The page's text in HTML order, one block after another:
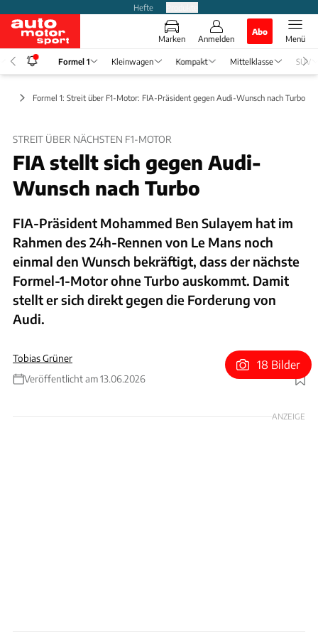
Hefte
Marken Anmelden
Abo
Menü
Formel 1 Kleinwagen Kompakt Mittelklasse SUV
Formel 1: Streit über F1-Motor: FIA-Präsident gegen Audi-Wunsch nach Turbo
STREIT ÜBER NÄCHSTEN F1-MOTOR
FIA stellt sich gegen Audi-
Wunsch nach Turbo
FIA-Präsident Mohammed Ben Sulayem hat im
Rahmen des 24h-Rennen von Le Mans noch
einmal den Wunsch bekräftigt, dass der nächste
Formel-1-Motor ohne Turbo auskommt. Damit
stellt er sich direkt gegen die Forderung von
Audi.
Tobias Grüner
Veröffentlicht am 13.06.2026
Foto: KI generiertes Bild / Ausgangsmaterial xpb
18 Bilder
ANZEIGE